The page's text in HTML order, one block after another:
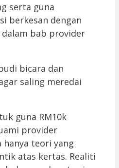
serta guna
berkesan dengan
dalam bab provider
bicara dan
saling meredai
guna RM10k
provider
hanya teori yang
atas kertas. Realiti